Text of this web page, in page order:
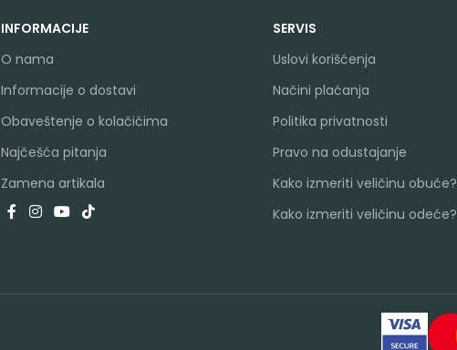
INFORMACIJE
O nama
Informacije o dostavi
Obaveštenje o kolačićima
Najčešća pitanja
Zamena artikala
SERVIS
Uslovi korišćenja
Načini plaćanja
Politika privatnosti
Pravo na odustajanje
Kako izmeriti veličinu obuće?
Kako izmeriti veličinu odeće?